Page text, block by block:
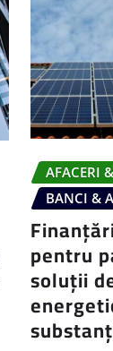
AFACERI
BANCI &
pentru
soluții